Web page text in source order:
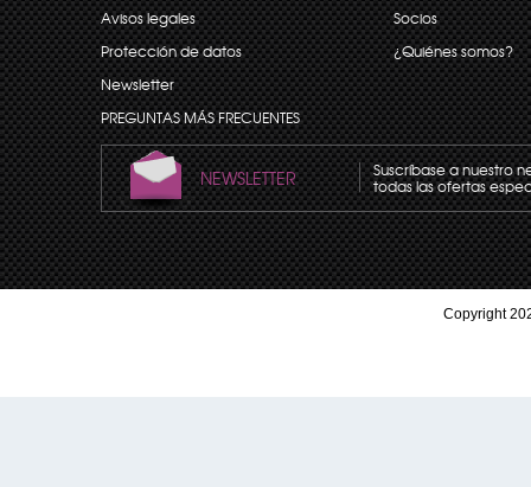
Avisos legales
Protección de datos
Newsletter
PREGUNTAS MÁS FRECUENTES
Socios
¿Quiénes somos?
NEWSLETTER Suscríbase a nuestro
todas las ofertas
Copyright